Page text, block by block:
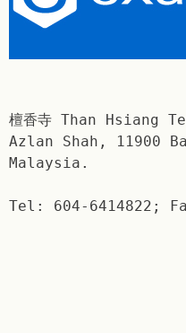
檀香寺 Than Hsiang
Azlan Shah, 11900
Malaysia.
Tel: 604-6414822;